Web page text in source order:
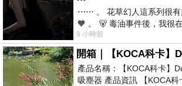
⋯⋯ 。 花草幻人這系列很有
🧡 。 🐻 毒油事件後，我很
前天購買了我之前就很愛
9 小時前
產品名稱：【KOCA科卡】
吸塵器 產品資訊 【KOCA